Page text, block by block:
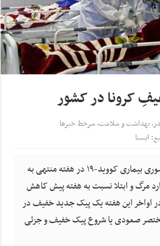
کرونا در کشور
,بهداشت و سلامت,سرخط خبرها
ایسنا
کسب و کار نیوز، در روند کشوری بیماری کووید-۱۹ در هفته منتهی به
مرگ و ابتلا نسبت به هفته پیش کاهش
اواخر این هفته یک پیک جدید خفیف در
صعودی یا شروع پیک خفیف و جزئی